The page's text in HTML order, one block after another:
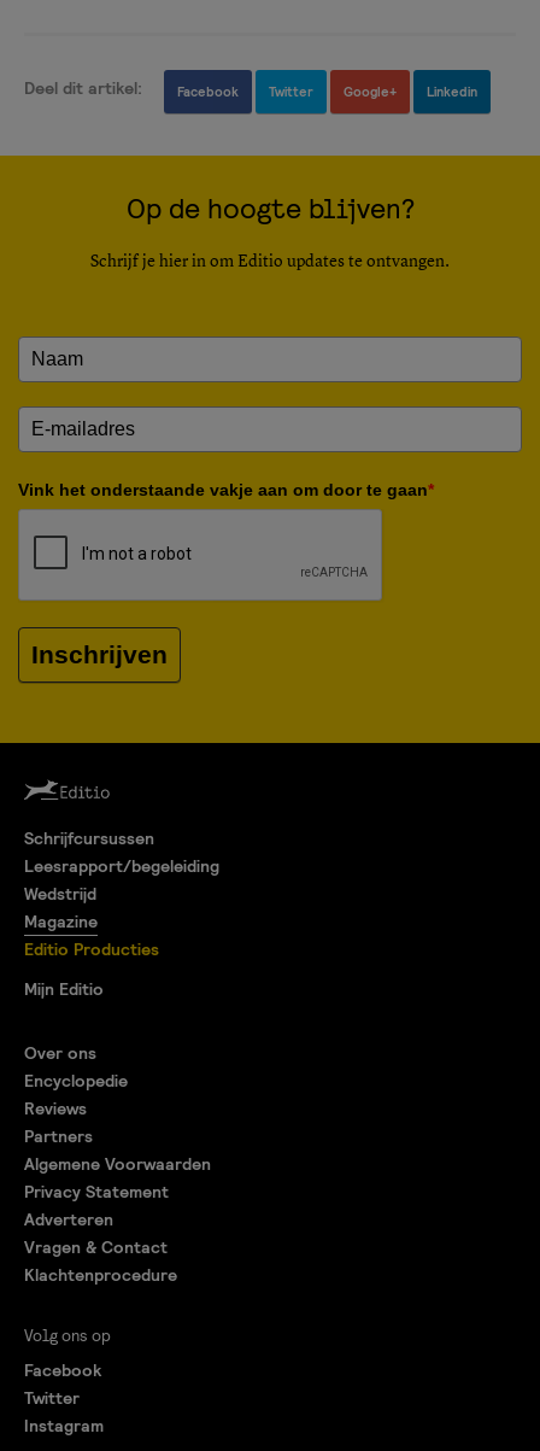
Deel dit artikel: Facebook Twitter Google+ Linkedin
Op de hoogte blijven?
Schrijf je hier in om Editio updates te ontvangen.
Vink het onderstaande vakje aan om door te gaan*
Inschrijven
Schrijfcursussen
Leesrapport/begeleiding
Wedstrijd
Magazine
Editio Producties
Mijn Editio
Over ons
Encyclopedie
Reviews
Partners
Algemene Voorwaarden
Privacy Statement
Adverteren
Vragen & Contact
Klachtenprocedure
Volg ons op
Facebook
Twitter
Instagram